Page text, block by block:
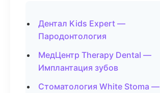
Дентал Kids Expert —
Пародонтология
МедЦентр Therapy Dental —
Имплантация зубов
Стоматология White Stoma —